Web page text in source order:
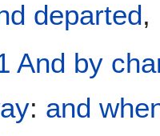
departed,
And by
: and